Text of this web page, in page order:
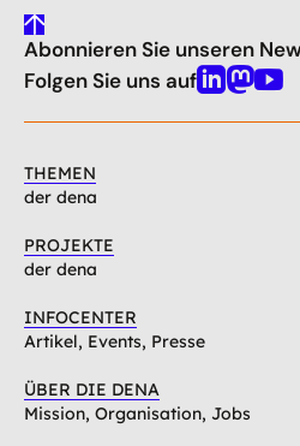
gehe
nach
oben
Abonnieren Sie unseren
Folgen Sie uns aufLinkedin
THEMEN
der dena
PROJEKTE
der dena
INFOCENTER
Artikel, Events, Presse
ÜBER DIE DENA
Mission, Organisation, Jobs